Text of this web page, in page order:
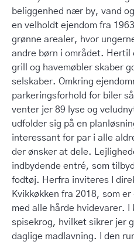
beliggenhed nær by, vand
en velholdt ejendom fra
grønne arealer, hvor
andre børn i området.
grill og havemøbler skaber
selskaber. Omkring
parkeringsforhold for biler
venter jer 89 lyse og
udfolder sig på en
interessant for par i alle
der ønsker at dele.
indbydende entré, som
fodtøj. Herfra inviteres I
Kvikkøkken fra 2018, som
med alle hårde hvidevarer.
spisekrog, hvilket sikrer jer
daglige madlavning. I den